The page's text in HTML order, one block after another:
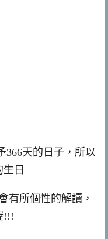
366天的日子，所以
日
有所個性的解讀，
!!!